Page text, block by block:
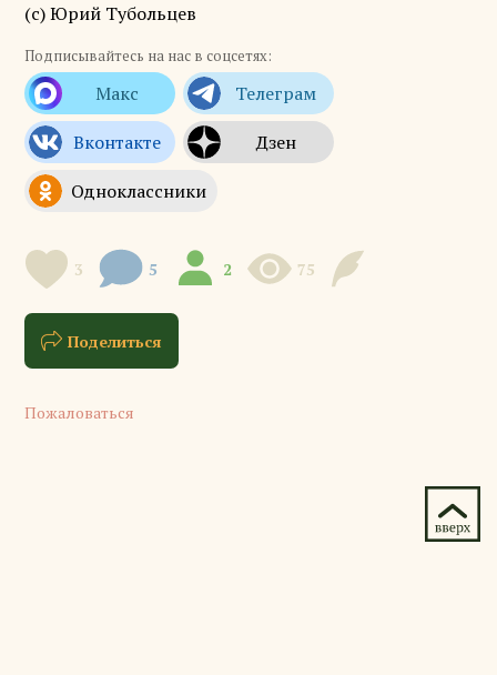
(с) Юрий Тубольцев
Подписывайтесь на нас в соцсетях:
3 5 2 75
Поделиться
Пожаловаться